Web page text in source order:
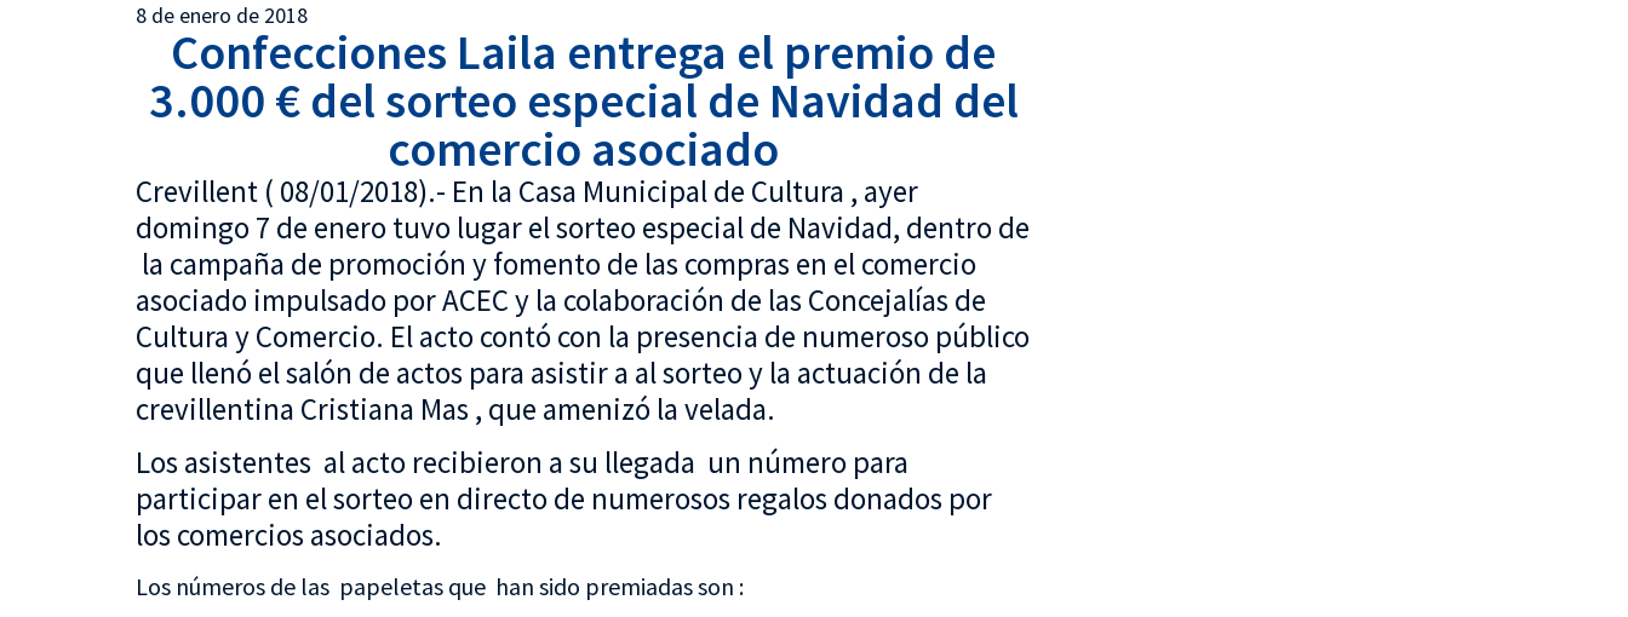
8 de enero de 2018
Confecciones Laila entrega el premio de
3.000 € del sorteo especial de Navidad del
comercio asociado
Crevillent ( 08/01/2018).- En la Casa Municipal de Cultura , ayer
domingo 7 de enero tuvo lugar el sorteo especial de Navidad, dentro de
la campaña de promoción y fomento de las compras en el comercio
asociado impulsado por ACEC y la colaboración de las Concejalías de
Cultura y Comercio. El acto contó con la presencia de numeroso público
que llenó el salón de actos para asistir a al sorteo y la actuación de la
crevillentina Cristiana Mas , que amenizó la velada.
Los asistentes al acto recibieron a su llegada un número para
participar en el sorteo en directo de numerosos regalos donados por
los comercios asociados.
Los números de las papeletas que han sido premiadas son :